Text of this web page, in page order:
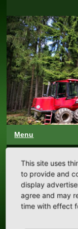
Menu
This site uses
to provide and
display
agree and may
time with effect